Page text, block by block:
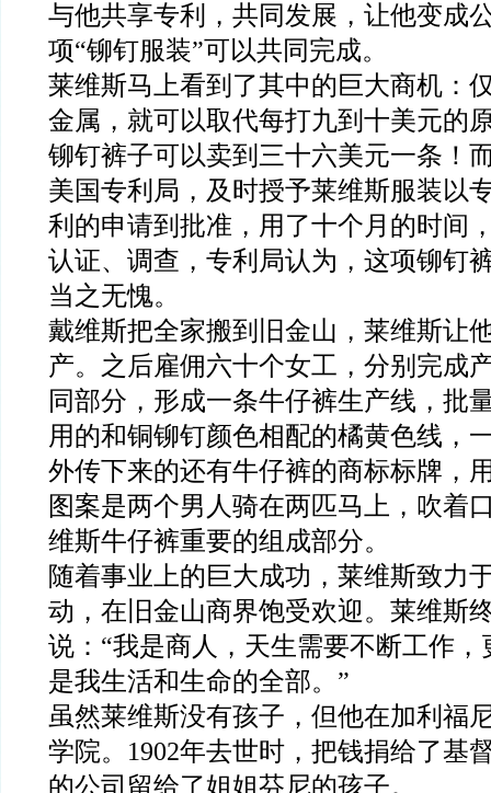
与他共享专利，共同发展，让他变成
项“铆钉服装”可以共同完成。
莱维斯马上看到了其中的巨大商机：
金属，就可以取代每打九到十美元的
铆钉裤子可以卖到三十六美元一条！
美国专利局，及时授予莱维斯服装以
利的申请到批准，用了十个月的时间
认证、调查，专利局认为，这项铆钉
当之无愧。
戴维斯把全家搬到旧金山，莱维斯让
产。之后雇佣六十个女工，分别完成
同部分，形成一条牛仔裤生产线，批
用的和铜铆钉颜色相配的橘黄色线，
外传下来的还有牛仔裤的商标标牌，
图案是两个男人骑在两匹马上，吹着
维斯牛仔裤重要的组成部分。
随着事业上的巨大成功，莱维斯致力
动，在旧金山商界饱受欢迎。莱维斯
说：“我是商人，天生需要不断工作
是我生活和生命的全部。”
虽然莱维斯没有孩子，但他在加利福
学院。1902年去世时，把钱捐给了基
的公司留给了姐姐芬尼的孩子。